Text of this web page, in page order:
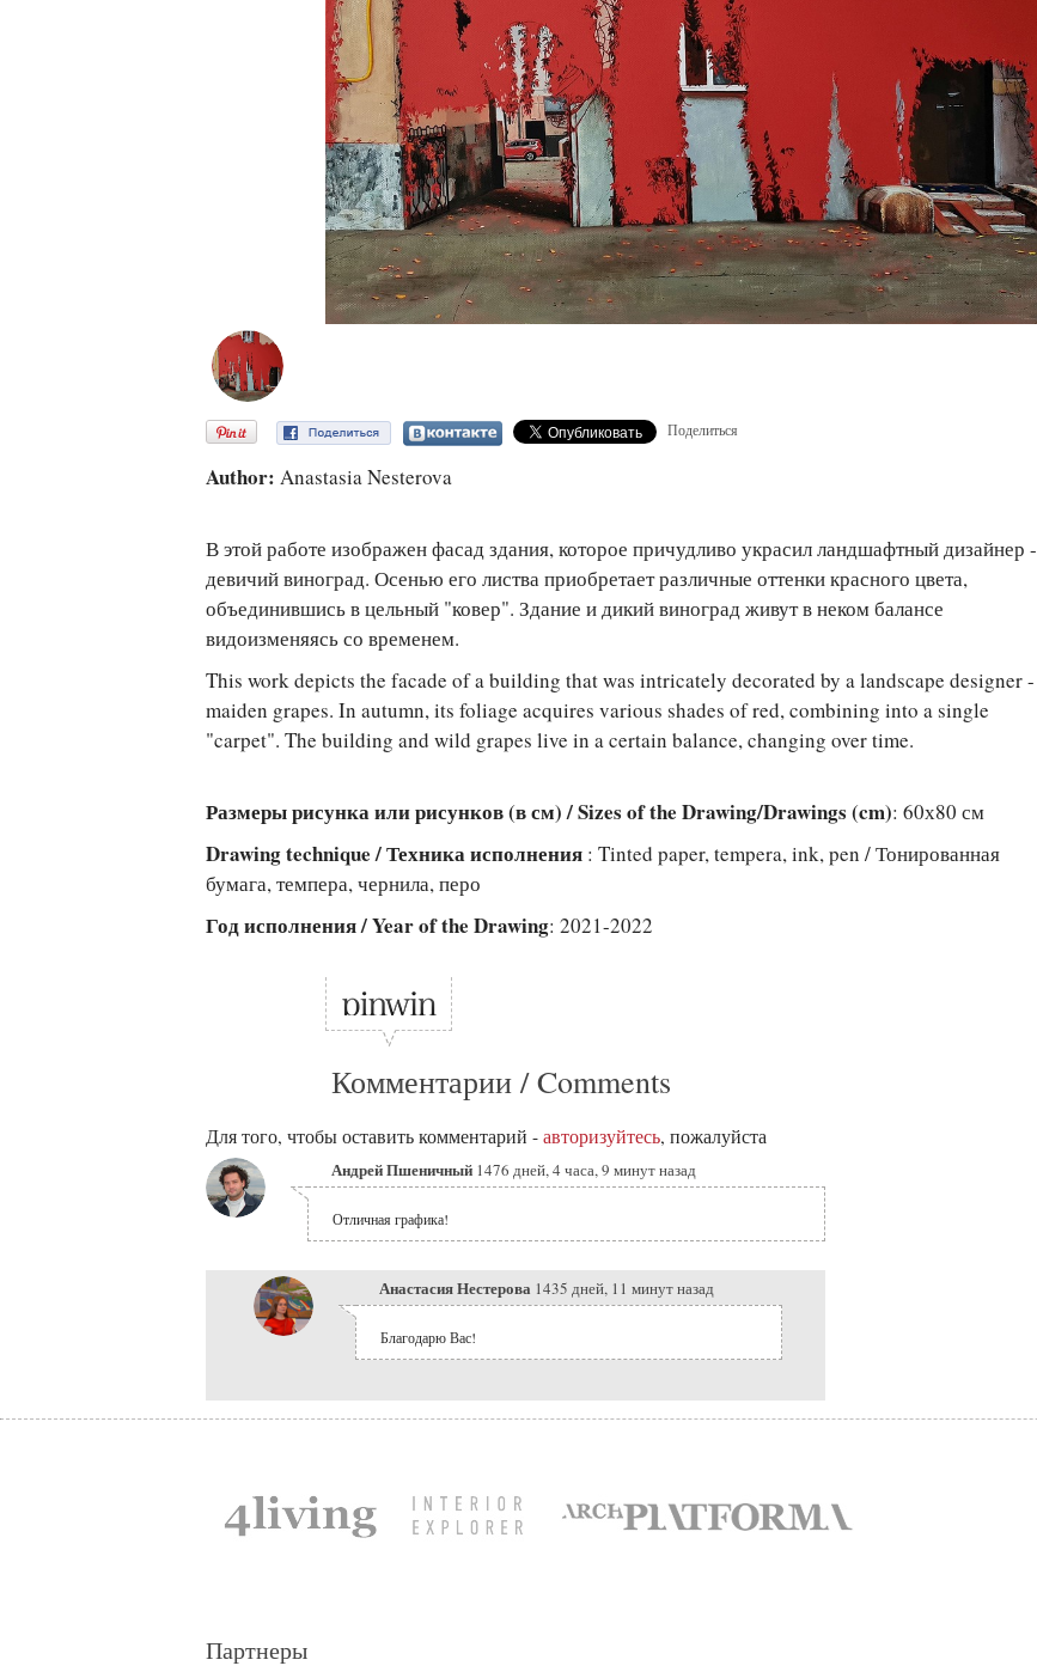
Поделиться
Author: Anastasia Nesterova
В этой работе изображен фасад здания, которое причудливо украсил ландшафтный дизайнер -
девичий виноград. Осенью его листва приобретает различные оттенки красного цвета,
объединившись в цельный "ковер". Здание и дикий виноград живут в неком балансе
видоизменяясь со временем.
This work depicts the facade of a building that was intricately decorated by a landscape designer -
maiden grapes. In autumn, its foliage acquires various shades of red, combining into a single
"carpet". The building and wild grapes live in a certain balance, changing over time.
Размеры рисунка или рисунков (в см) / Sizes of the Drawing/Drawings (cm): 60х80 см
Drawing technique / Техника исполнения : Tinted paper, tempera, ink, pen / Тонированная
бумага, темпера, чернила, перо
Год исполнения / Year of the Drawing: 2021-2022
Комментарии / Comments
Для того, чтобы оставить комментарий - авторизуйтесь, пожалуйста
Андрей Пшеничный 1476 дней, 4 часа, 9 минут назад
Отличная графика!
Анастасия Нестерова 1435 дней, 11 минут назад
Благодарю Вас!
Партнеры